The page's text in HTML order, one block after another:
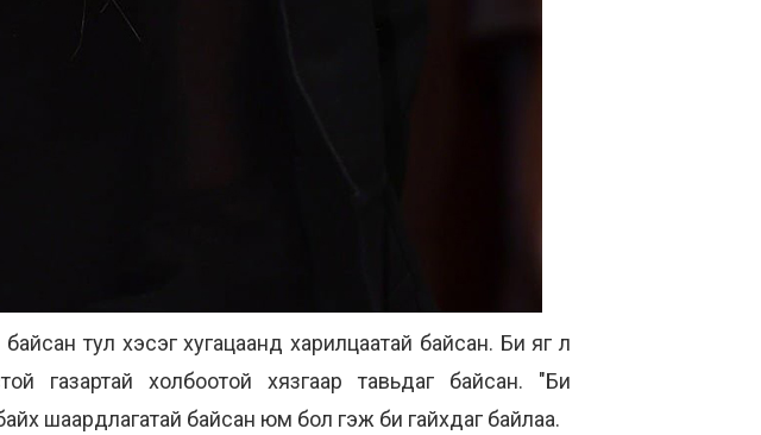
тул хэсэг хугацаанд харилцаатай байсан. Би яг л
газартай холбоотой хязгаар тавьдаг байсан. "Би
шаардлагатай байсан юм бол гэж би гайхдаг байлаа.